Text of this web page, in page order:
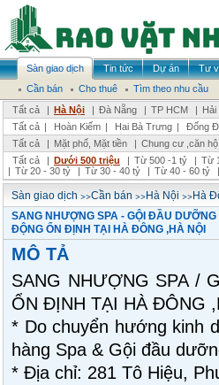
Sàn giao dịch Tin tức Dự án Tư
Cần bán
Cho thuê
Tìm theo nhu cầu
Tất cả
| Hà Nội | Đà Nẵng | TP HCM | Hải
Tất cả | Hoàn Kiếm | Hai Bà Trưng | Đống
Tất cả
| Mặt phố, Mặt tiền | Chung cư ,căn hộ
Tất cả
| Dưới 500 triệu | Từ 500 -1 tỷ | Từ
| Từ 20 - 30 tỷ | Từ 30 - 40 tỷ | Từ 40 - 60 tỷ |
Sàn giao dịch >>Cần bán >>Hà Nội >>Hà
SANG NHƯỢNG SPA - GỘI ĐẦU
ĐỘNG ỔN ĐỊNH TẠI HÀ ĐÔNG ,HÀ NỘI
MÔ TẢ
SANG NHƯỢNG SPA /
ỔN ĐỊNH TẠI HÀ ĐÔNG
* Do chuyển hướng kinh
hàng Spa & Gội đầu
* Địa chỉ: 281 Tô Hiệu,